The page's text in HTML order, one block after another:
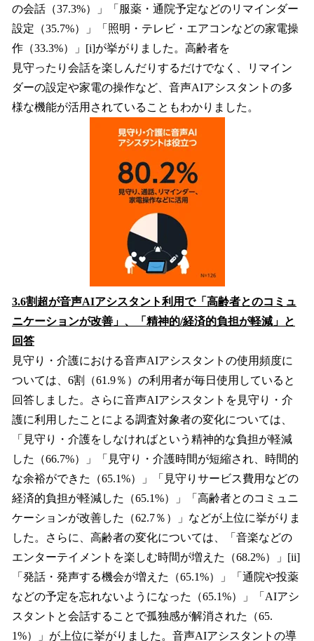
の会話（37.3%）」「服薬・通院予定などのリマインダー
設定（35.7%）」「照明・テレビ・エアコンなどの家電操
作（33.3%）」[i]が挙がりました。高齢者を
見守ったり会話を楽しんだりするだけでなく、リマイン
ダーの設定や家電の操作など、音声AIアシスタントの多
様な機能が活用されていることもわかりました。
3.6割超が音声AIアシスタント利用で「高齢者とのコミュ
ニケーションが改善」、「精神的/経済的負担が軽減」と
回答
見守り・介護における音声AIアシスタントの使用頻度に
ついては、6割（61.9％）の利用者が毎日使用していると
回答しました。さらに音声AIアシスタントを見守り・介
護に利用したことによる調査対象者の変化については、
「見守り・介護をしなければという精神的な負担が軽減
した（66.7%）」「見守り・介護時間が短縮され、時間的
な余裕ができた（65.1%）」「見守りサービス費用などの
経済的負担が軽減した（65.1%）」「高齢者とのコミュニ
ケーションが改善した（62.7％）」などが上位に挙がりま
した。さらに、高齢者の変化については、「音楽などの
エンターテイメントを楽しむ時間が増えた（68.2%）」[ii]
「発話・発声する機会が増えた（65.1%）」「通院や投薬
などの予定を忘れないようになった（65.1%）」「AIアシ
スタントと会話することで孤独感が解消された（65.
1%）」が上位に挙がりました。音声AIアシスタントの導